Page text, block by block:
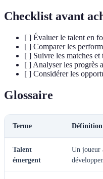
Checklist avant
[ ] Évaluer le talent en
[ ] Comparer les
[ ] Suivre les matches
[ ] Analyser les progrès
[ ] Considérer les
Glossaire
Terme Définition
Talent
émergent
Un joueur